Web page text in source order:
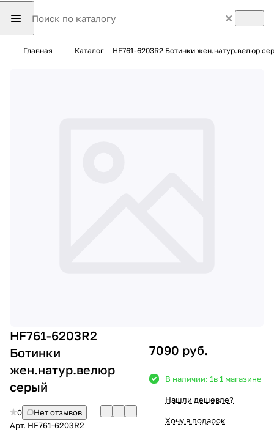
Главная Каталог HF761-6203R2 Ботинки жен.натур.велюр
HF761-6203R2
Ботинки
жен.натур.велюр
серый
0
Нет отзывов
Арт. HF761-6203R2
7090 руб.
В наличии: 1в 1 магазине
Нашли дешевле?
Хочу в подарок